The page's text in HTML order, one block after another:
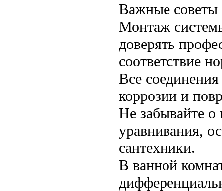
Важные советы
Монтаж
доверять
соответствие
Все
коррозии и
Не забывайте о
уравнивания,
сантехники.
В ванной